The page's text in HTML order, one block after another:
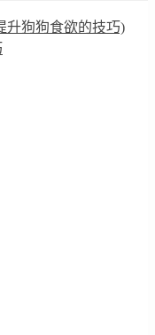
升狗狗食欲的技巧)